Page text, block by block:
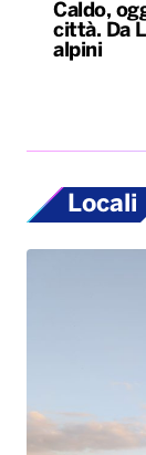
Caldo,
città. Da
alpini
Locali